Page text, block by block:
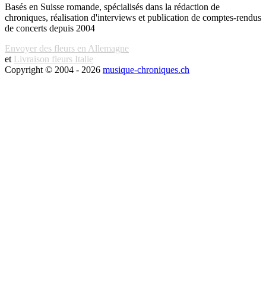
Basés en Suisse romande, spécialisés dans la rédaction de
chroniques, réalisation d'interviews et publication de comptes-rendus
de concerts depuis 2004
Envoyer des fleurs en Allemagne
et Livraison fleurs Italie
Copyright © 2004 - 2026 musique-chroniques.ch